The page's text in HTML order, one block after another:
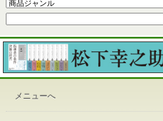
メニューへ